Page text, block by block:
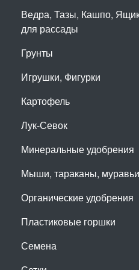
Ведра, Тазы, Кашпо,
для рассады
Грунты
Игрушки, Фигурки
Картофель
Лук-Севок
Минеральные удобрения
Мыши, тараканы, муравьи
Органические удобрения
Пластиковые горшки
Семена